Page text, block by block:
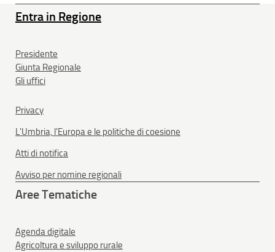
Entra in Regione
Presidente
Giunta Regionale
Gli uffici
Privacy
L'Umbria, l'Europa e le politiche di coesione
Atti di notifica
Avviso per nomine regionali
Aree Tematiche
Agenda digitale
Agricoltura e sviluppo rurale